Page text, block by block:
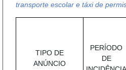
transporte escolar e táxi de
TIPO DE
ANÚNCIO
PERÍODO
DE